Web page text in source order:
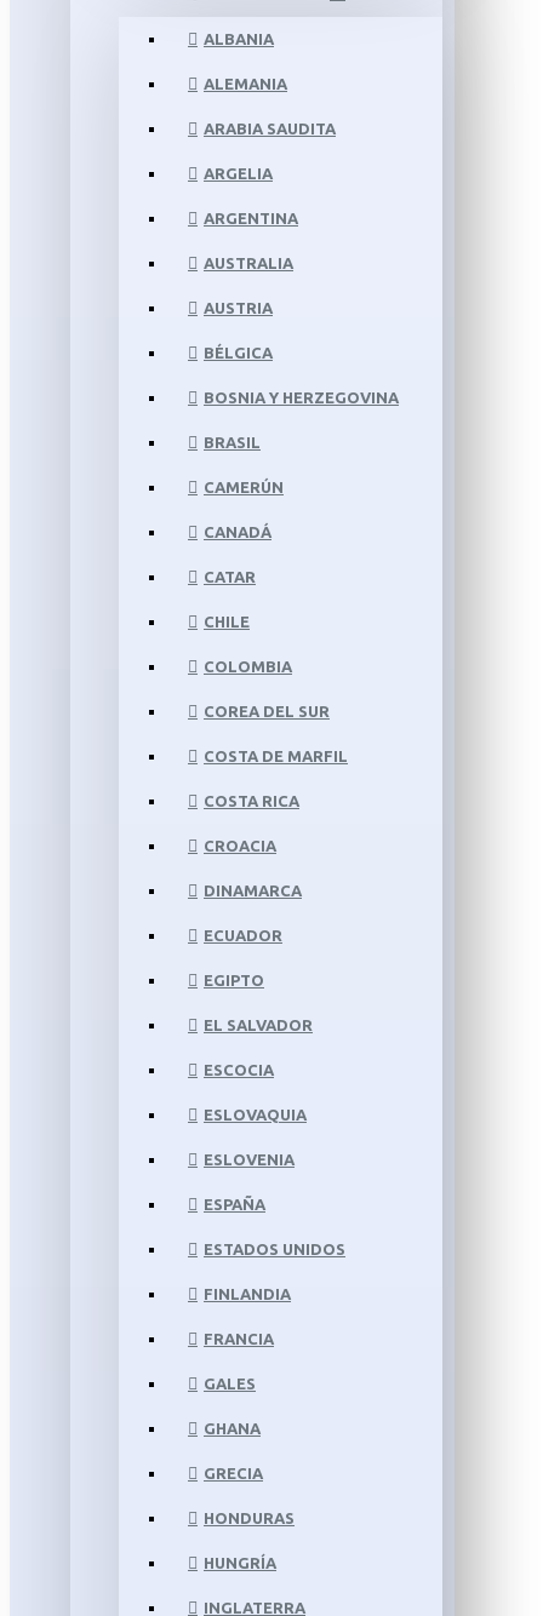
ALBANIA
ALEMANIA
ARABIA SAUDITA
ARGELIA
ARGENTINA
AUSTRALIA
AUSTRIA
BÉLGICA
BOSNIA Y HERZEGOVINA
BRASIL
CAMERÚN
CANADÁ
CATAR
CHILE
COLOMBIA
COREA DEL SUR
COSTA DE MARFIL
COSTA RICA
CROACIA
DINAMARCA
ECUADOR
EGIPTO
EL SALVADOR
ESCOCIA
ESLOVAQUIA
ESLOVENIA
ESPAÑA
ESTADOS UNIDOS
FINLANDIA
FRANCIA
GALES
GHANA
GRECIA
HONDURAS
HUNGRÍA
INGLATERRA